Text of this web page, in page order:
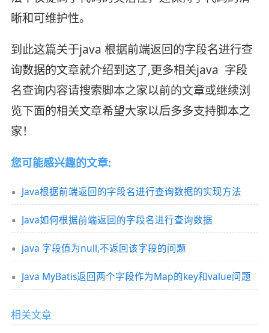
晰和可维护性。
到此这篇关于java 根据前端返回的字段名进行查
询数据的文章就介绍到这了,更多相关java 字段
名查询内容请搜索脚本之家以前的文章或继续浏
览下面的相关文章希望大家以后多多支持脚本之
家！
您可能感兴趣的文章:
Java根据前端返回的字段名进行查询数据的实现方法
Java如何根据前端返回的字段名进行查询数据
java 字段值为null,不返回该字段的问题
Java MyBatis返回两个字段作为Map的key和value问题
相关文章